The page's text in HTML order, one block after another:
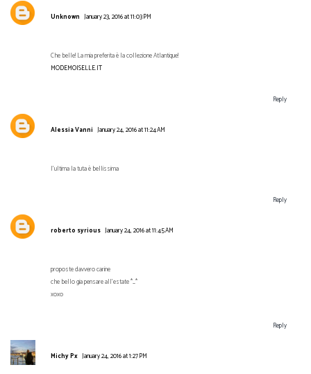
Unknown January 23, 2016 at 11:03 PM
Che belle! La mia preferita è la collezione Atlantique!
MODEMOISELLE.IT
Reply
Alessia Vanni January 24, 2016 at 11:24 AM
l'ultima la tuta è bellissima
Reply
roberto syrious January 24, 2016 at 11:45 AM
proposte davvero carine
che bello gia pensare all'estate *_*
xoxo
Reply
Michy Px January 24, 2016 at 1:27 PM